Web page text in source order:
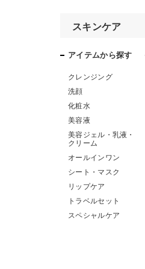
スキンケア
アイテムから探す
クレンジング
洗顔
化粧水
美容液
美容ジェル・乳液・
クリーム
オールインワン
シート・マスク
リップケア
トラベルセット
スペシャルケア